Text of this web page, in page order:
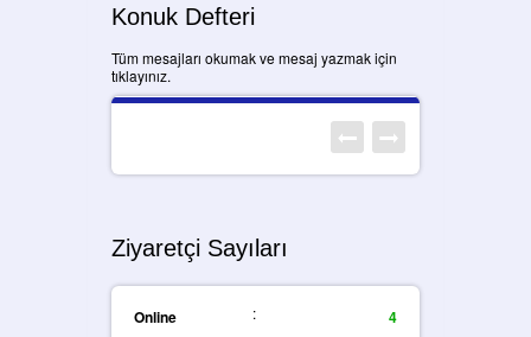
Konuk Defteri
Tüm mesajları okumak ve mesaj yazmak için
tıklayınız.
Ziyaretçi Sayıları
Online :
4